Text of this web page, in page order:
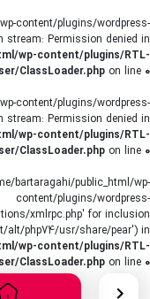
content/plugins/wordpress-
Permission denied in
wp-content/plugins/RTL-
ClassLoader.php on line 0
content/plugins/wordpress-
Permission denied in
wp-content/plugins/RTL-
ClassLoader.php on line 0
bartaragahi/public_html/wp-
content/plugins/wordpress-
xmlrpc.php' for inclusion
alt/php74/usr/share/pear') in
wp-content/plugins/RTL-
ClassLoader.php on line 0